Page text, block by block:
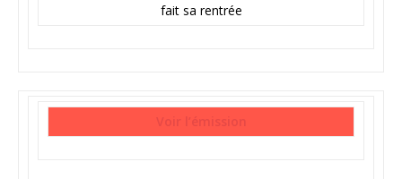
fait sa rentrée
Voir l’émission